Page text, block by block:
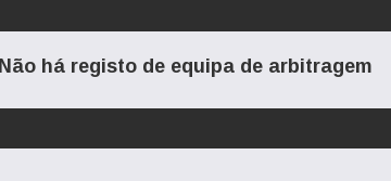
Não há registo de equipa de arbitragem